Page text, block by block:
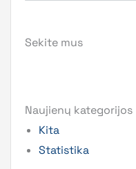
Sekite mus
Naujienų kategorijos
Kita
Statistika